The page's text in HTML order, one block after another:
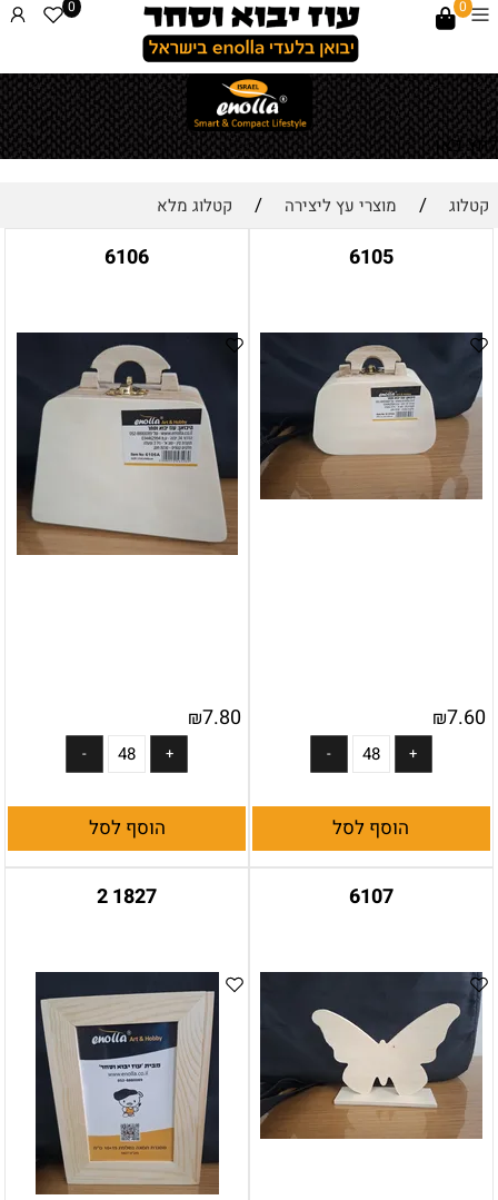
לחץ כאן
0
0
קטלוג / מוצרי עץ ליצירה / קטלוג מלא
6105
₪7.60
הוסף לסל
6106
₪7.80
הוסף לסל
6107
1827 2